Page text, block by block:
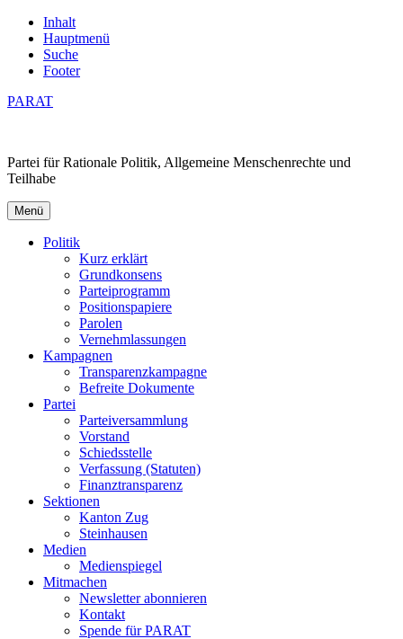
Inhalt
Hauptmenü
Suche
Footer
PARAT
Partei für Rationale Politik, Allgemeine Menschenrechte und
Teilhabe
Menü
Politik
Kurz erklärt
Grundkonsens
Parteiprogramm
Positionspapiere
Parolen
Vernehmlassungen
Kampagnen
Transparenzkampagne
Befreite Dokumente
Partei
Parteiversammlung
Vorstand
Schiedsstelle
Verfassung (Statuten)
Finanztransparenz
Sektionen
Kanton Zug
Steinhausen
Medien
Medienspiegel
Mitmachen
Newsletter abonnieren
Kontakt
Spende für PARAT